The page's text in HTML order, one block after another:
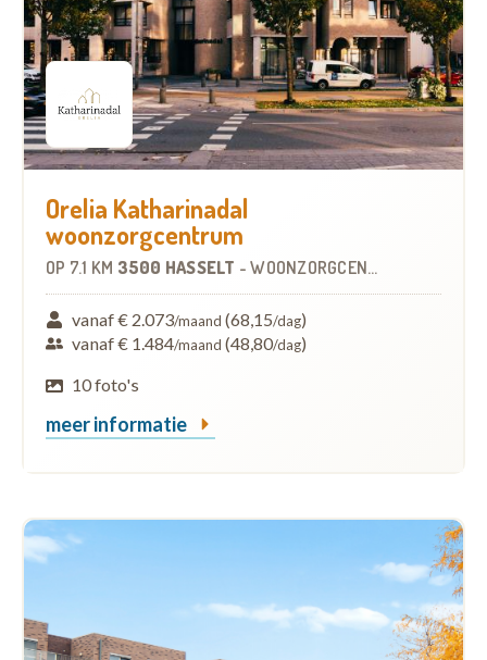
Orelia Katharinadal
woonzorgcentrum
OP 7.1 KM 3500 HASSELT -WOONZORGCENTRUM (WZC)
vanaf € 2.073/maand (68,15/dag)
vanaf € 1.484/maand (48,80/dag)
10 foto's
meer informatie